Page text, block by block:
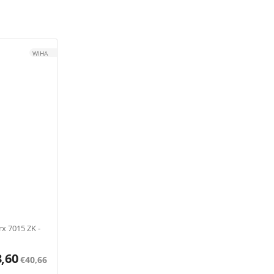
WIHA
7015 ZK -
€40,66